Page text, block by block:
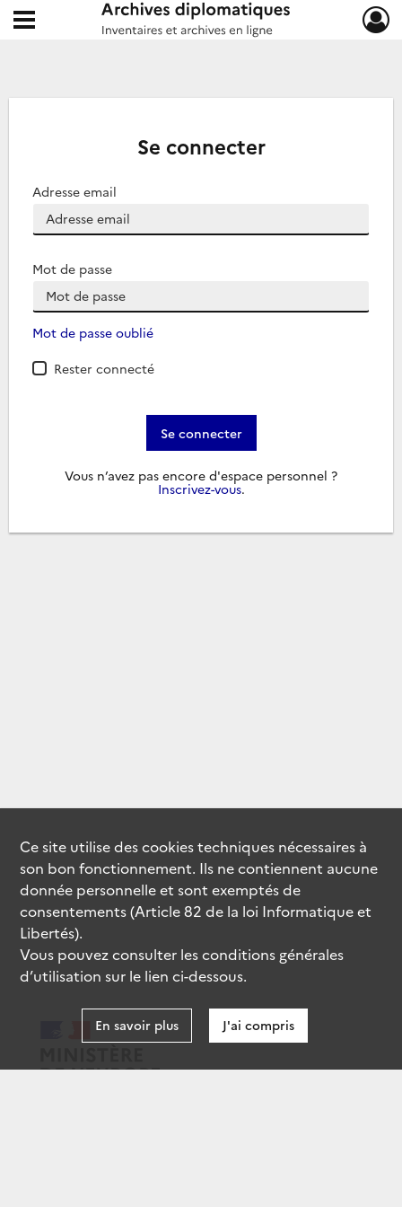
Archives diplomatiques
Ouvrir le menu déroulant
Se connecter
Adresse email
Mot de passe
Mot de passe oublié
Rester connecté
Se connecter
Vous n’avez pas encore d'espace personnel ?
Inscrivez-vous.
Ce site utilise descookiestechniques nécessaires à
son bon fonctionnement. Ils ne contiennent aucune
donnée personnelle et sont exemptés de
consentements (Article 82 de la loi Informatique et
Libertés).
Vous pouvez consulter les conditions générales
d’utilisation sur le lien ci-dessous.
En savoir plus J'ai compris